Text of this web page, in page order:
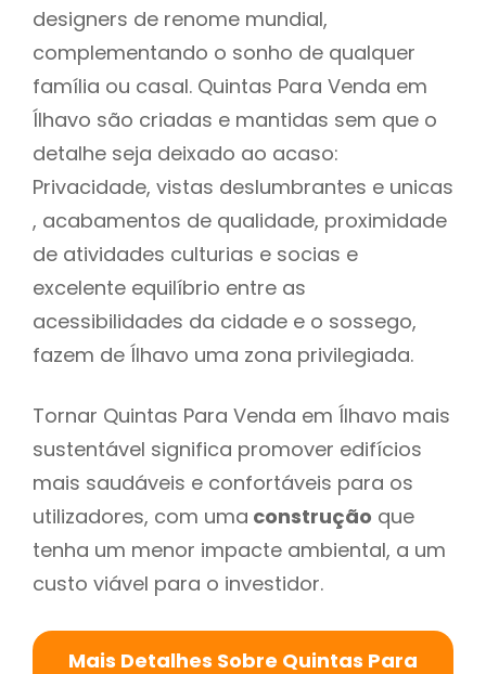
designers de renome mundial,
complementando o sonho de qualquer
família ou casal. Quintas Para Venda em
Ílhavo são criadas e mantidas sem que o
detalhe seja deixado ao acaso:
Privacidade, vistas deslumbrantes e unicas
, acabamentos de qualidade, proximidade
de atividades culturias e socias e
excelente equilíbrio entre as
acessibilidades da cidade e o sossego,
fazem de Ílhavo uma zona privilegiada.
Tornar Quintas Para Venda em Ílhavo mais
sustentável significa promover edifícios
mais saudáveis e confortáveis para os
utilizadores, com uma construção que
tenha um menor impacte ambiental, a um
custo viável para o investidor.
Mais Detalhes Sobre Quintas Para